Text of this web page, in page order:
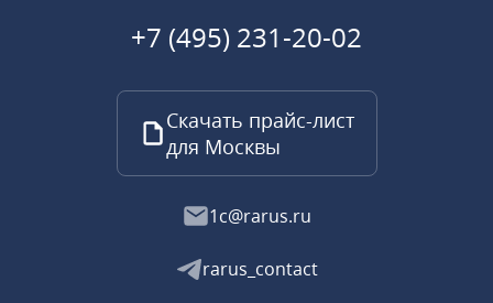
+7 (495) 231-20-02
Скачать прайс-лист
для Москвы
1c@rarus.ru
rarus_contact